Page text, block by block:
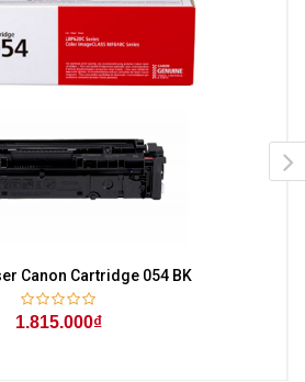
Canon Cartridge 054 BK
1.815.000₫